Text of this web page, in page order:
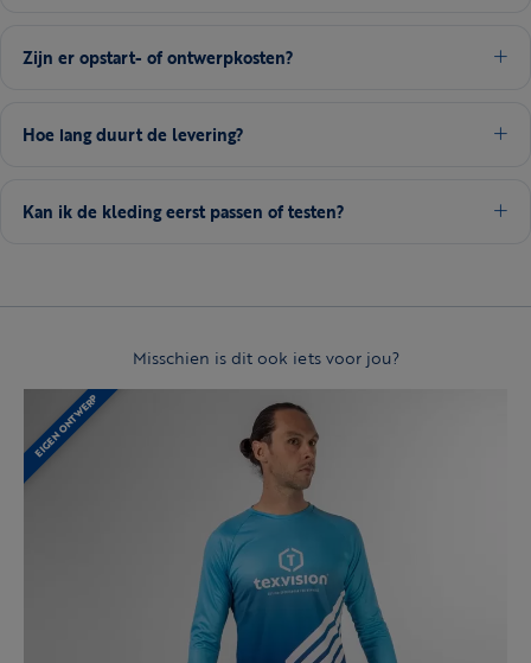
Zijn er opstart- of ontwerpkosten?
Hoe lang duurt de levering?
Kan ik de kleding eerst passen of testen?
Misschien is dit ook iets voor jou?
EIGEN ONTWERP